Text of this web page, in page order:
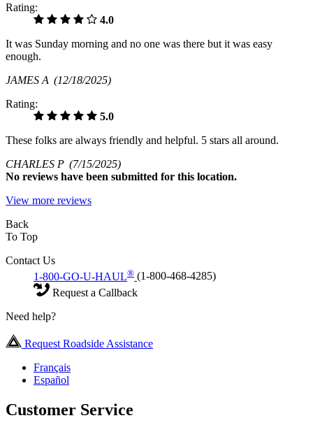
Rating:
4.0
It was Sunday morning and no one was there but it was easy
enough.
JAMES A (12/18/2025)
Rating:
5.0
These folks are always friendly and helpful. 5 stars all around.
CHARLES P (7/15/2025)
No reviews have been submitted for this location.
View more reviews
Back
To Top
Contact Us
1-800-GO-U-HAUL® (1-800-468-4285)
Request a Callback
Need help?
Request Roadside Assistance
Français
Español
Customer Service